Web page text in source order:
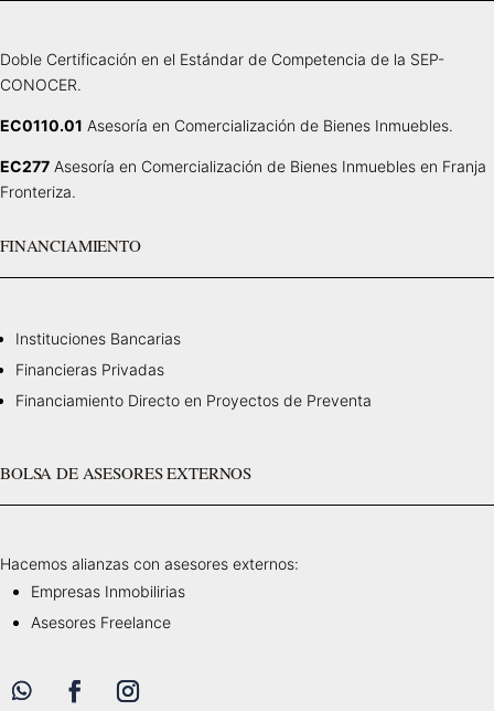
Doble Certificación en el Estándar de Competencia de la SEP-
CONOCER.
EC0110.01 Asesoría en Comercialización de Bienes Inmuebles.
EC277 Asesoría en Comercialización de Bienes Inmuebles en Franja
Fronteriza.
FINANCIAMIENTO
Instituciones Bancarias
Financieras Privadas
Financiamiento Directo en Proyectos de Preventa
BOLSA DE ASESORES EXTERNOS
Hacemos alianzas con asesores externos:
Empresas Inmobilirias
Asesores Freelance